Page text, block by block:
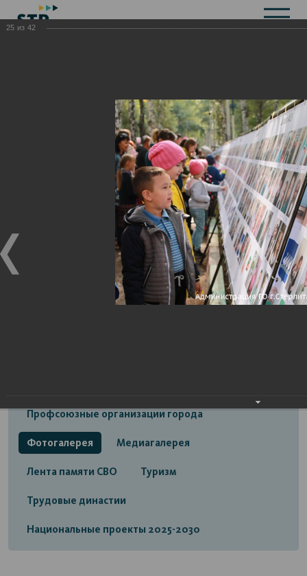
Карта города
Справочная информация
Территориальные органы и представительства
Актуальная информация Открытые данные
Строительство
Жилищно-коммунальное хозяйство
Инвестиционная привлекательность
Профсоюзные организации города
Фотогалерея Медиагалерея
Лента памяти СВО Туризм
Трудовые династии
Национальные проекты 2025-2030
25 из 42